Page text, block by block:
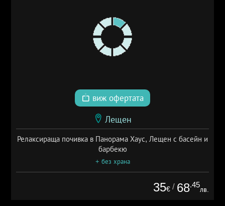
виж офертата
Лещен
Релаксираща почивка в Панорама Хаус, Лещен с басейн и
барбекю
+ без храна
35€ / 68.45
лв.